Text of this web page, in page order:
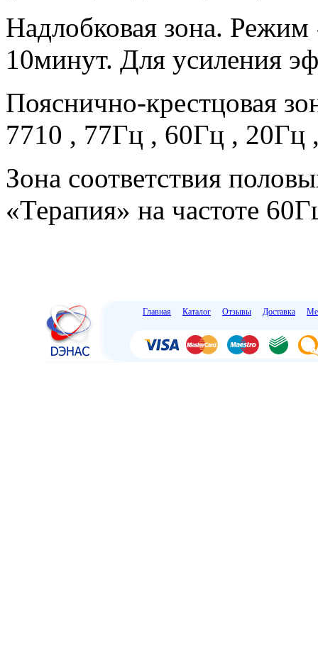
Надлобковая зона.
10минут. Для усиления
Пояснично-крестцовая
7710 , 77Гц , 60Гц , 20Гц
Зона соответствия
«Терапия» на частоте
Главная Каталог Отзывы Доставка